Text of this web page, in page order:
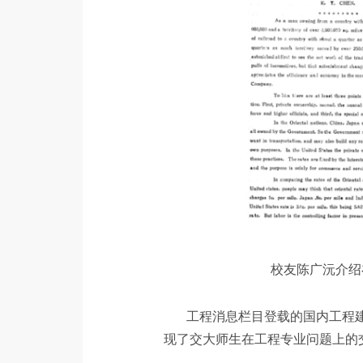
校友陈广沅
工程消息栏目登载的国内工程
现了交大师生在工程专业问题上的